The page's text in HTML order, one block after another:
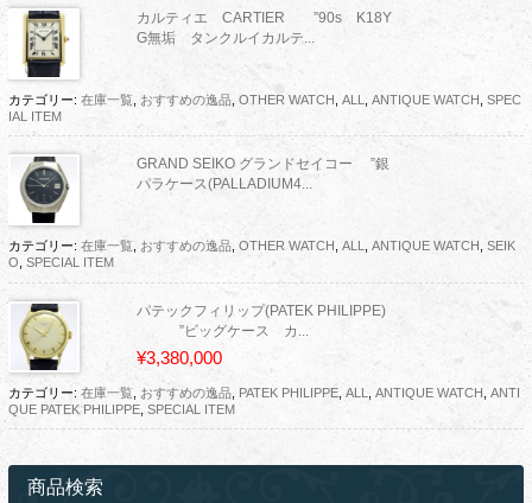
カルティエ CARTIER ”90s K18Y
G無垢 タンクルイカルテ...
カテゴリー: 在庫一覧, おすすめの逸品, OTHER WATCH ALL ANTIQUE WATCH SPEC
IAL ITEM
GRAND SEIKO グランドセイコー ”銀
パラケース(PALLADIUM4...
カテゴリー: 在庫一覧, おすすめの逸品, OTHER WATCH ALL ANTIQUE WATCH SEIK
O SPECIAL ITEM
パテックフィリップ(PATEK PHILIPPE)
”ビッグケース カ...
¥3,380,000
カテゴリー: 在庫一覧, おすすめの逸品, PATEK PHILIPPE, ALL ANTIQUE WATCH ANTI
QUE PATEK PHILIPPE, SPECIAL ITEM
商品検索